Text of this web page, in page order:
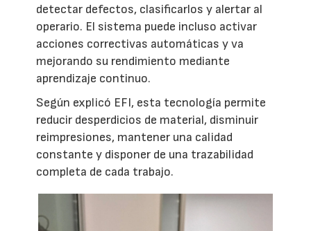
detectar defectos, clasificarlos y alertar al
operario. El sistema puede incluso activar
acciones correctivas automáticas y va
mejorando su rendimiento mediante
aprendizaje continuo.
Según explicó EFI, esta tecnología permite
reducir desperdicios de material, disminuir
reimpresiones, mantener una calidad
constante y disponer de una trazabilidad
completa de cada trabajo.